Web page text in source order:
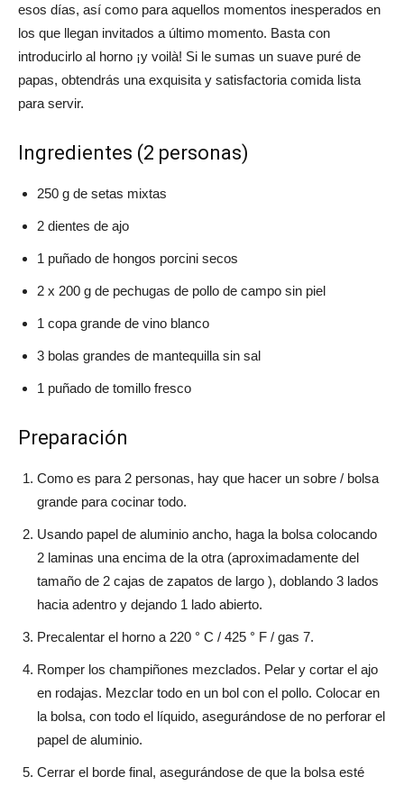
esos días, así como para aquellos momentos inesperados en
los que llegan invitados a último momento. Basta con
introducirlo al horno ¡y voilà! Si le sumas un suave puré de
papas, obtendrás una exquisita y satisfactoria comida lista
para servir.
Ingredientes (2 personas)
250 g de setas mixtas
2 dientes de ajo
1 puñado de hongos porcini secos
2 x 200 g de pechugas de pollo de campo sin piel
1 copa grande de vino blanco
3 bolas grandes de mantequilla sin sal
1 puñado de tomillo fresco
Preparación
Como es para 2 personas, hay que hacer un sobre / bolsa
grande para cocinar todo.
Usando papel de aluminio ancho, haga la bolsa colocando
2 laminas una encima de la otra (aproximadamente del
tamaño de 2 cajas de zapatos de largo ), doblando 3 lados
hacia adentro y dejando 1 lado abierto.
Precalentar el horno a 220 ° C / 425 ° F / gas 7.
Romper los champiñones mezclados. Pelar y cortar el ajo
en rodajas. Mezclar todo en un bol con el pollo. Colocar en
la bolsa, con todo el líquido, asegurándose de no perforar el
papel de aluminio.
Cerrar el borde final, asegurándose de que la bolsa esté